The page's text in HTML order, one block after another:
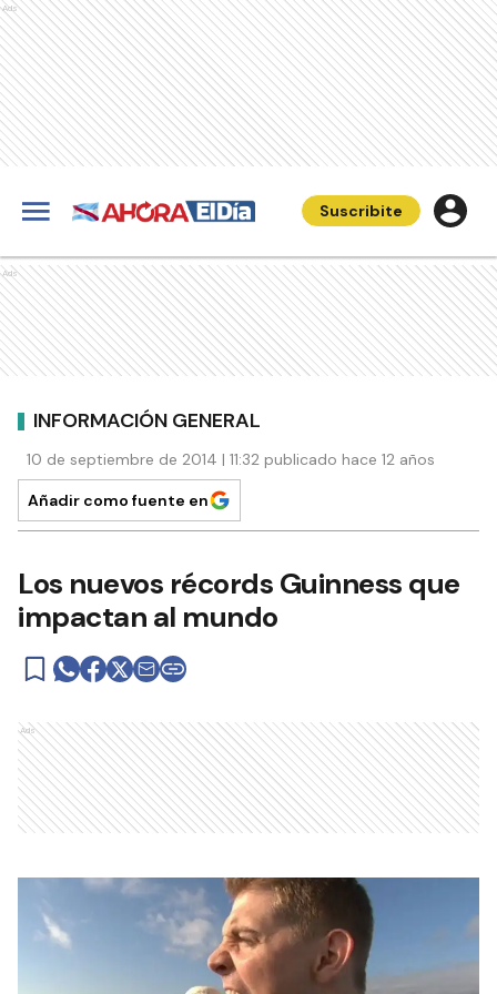
Ads
Suscribite
Ads
INFORMACIÓN GENERAL
10 de septiembre de 2014 | 11:32 publicado hace 12 años
Añadir como fuente en
Los nuevos récords Guinness que
impactan al mundo
Ads